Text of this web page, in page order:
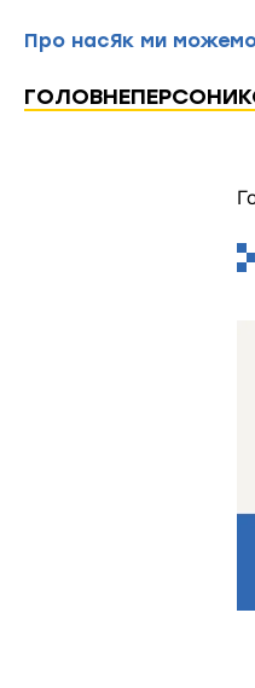
Про насЯк ми
ГОЛОВНЕПЕРСОНИ